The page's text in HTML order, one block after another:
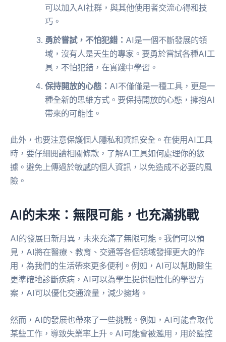
可以加入AI社群，與其他使用者交流心得和技
巧。
勇於嘗試，不怕犯錯： AI是一個不斷發展的領
域，沒有人是天生的專家。要勇於嘗試各種AI工
具，不怕犯錯，在實踐中學習。
保持開放的心態： AI不僅僅是一種工具，更是一
種全新的思維方式。要保持開放的心態，擁抱AI
帶來的可能性。
此外，也要注意保護個人隱私和資訊安全。在使用AI工具
時，要仔細閱讀相關條款，了解AI工具如何處理你的數
據。避免上傳過於敏感的個人資訊，以免造成不必要的風
險。
AI的未來：無限可能，也充滿挑戰
AI的發展日新月異，未來充滿了無限可能。我們可以預
見，AI將在醫療、教育、交通等各個領域發揮更大的作
用，為我們的生活帶來更多便利。例如，AI可以幫助醫生
更準確地診斷疾病，AI可以為學生提供個性化的學習方
案，AI可以優化交通流量，減少擁堵。
然而，AI的發展也帶來了一些挑戰。例如，AI可能會取代
某些工作，導致失業率上升。AI可能會被濫用，用於監控